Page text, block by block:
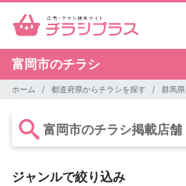
富岡市のチラシ
ホーム 都道府県からチラシを探す 群馬県
富岡市のチラシ掲載店舗
ジャンルで絞り込み